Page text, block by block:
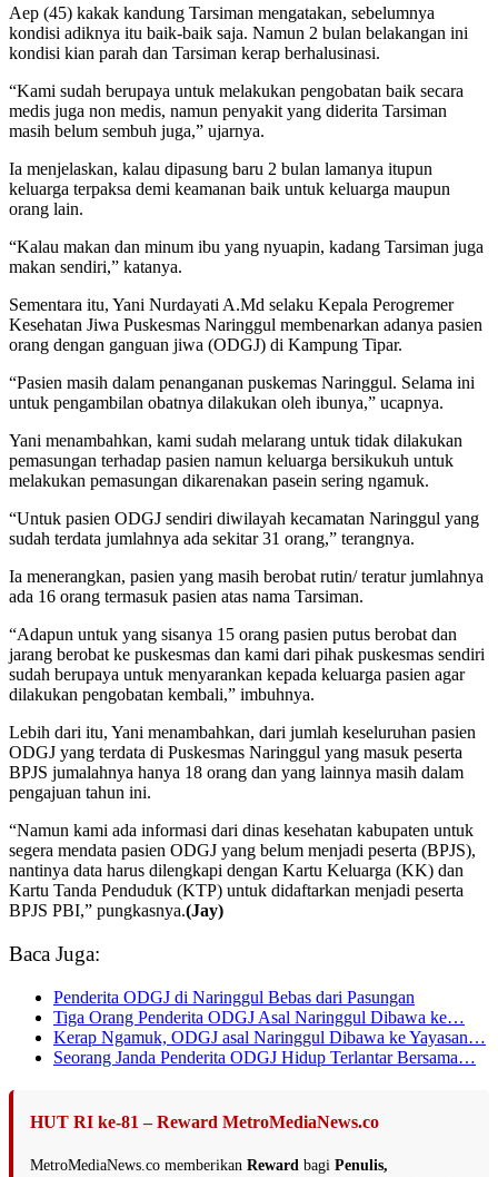
Aep (45) kakak kandung Tarsiman mengatakan, sebelumnya
kondisi adiknya itu baik-baik saja. Namun 2 bulan belakangan ini
kondisi kian parah dan Tarsiman kerap berhalusinasi.
“Kami sudah berupaya untuk melakukan pengobatan baik secara
medis juga non medis, namun penyakit yang diderita Tarsiman
masih belum sembuh juga,” ujarnya.
Ia menjelaskan, kalau dipasung baru 2 bulan lamanya itupun
keluarga terpaksa demi keamanan baik untuk keluarga maupun
orang lain.
“Kalau makan dan minum ibu yang nyuapin, kadang Tarsiman juga
makan sendiri,” katanya.
Sementara itu, Yani Nurdayati A.Md selaku Kepala Perogremer
Kesehatan Jiwa Puskesmas Naringgul membenarkan adanya pasien
orang dengan ganguan jiwa (ODGJ) di Kampung Tipar.
“Pasien masih dalam penanganan puskemas Naringgul. Selama ini
untuk pengambilan obatnya dilakukan oleh ibunya,” ucapnya.
Yani menambahkan, kami sudah melarang untuk tidak dilakukan
pemasungan terhadap pasien namun keluarga bersikukuh untuk
melakukan pemasungan dikarenakan pasein sering ngamuk.
“Untuk pasien ODGJ sendiri diwilayah kecamatan Naringgul yang
sudah terdata jumlahnya ada sekitar 31 orang,” terangnya.
Ia menerangkan, pasien yang masih berobat rutin/ teratur jumlahnya
ada 16 orang termasuk pasien atas nama Tarsiman.
“Adapun untuk yang sisanya 15 orang pasien putus berobat dan
jarang berobat ke puskesmas dan kami dari pihak puskesmas sendiri
sudah berupaya untuk menyarankan kepada keluarga pasien agar
dilakukan pengobatan kembali,” imbuhnya.
Lebih dari itu, Yani menambahkan, dari jumlah keseluruhan pasien
ODGJ yang terdata di Puskesmas Naringgul yang masuk peserta
BPJS jumalahnya hanya 18 orang dan yang lainnya masih dalam
pengajuan tahun ini.
“Namun kami ada informasi dari dinas kesehatan kabupaten untuk
segera mendata pasien ODGJ yang belum menjadi peserta (BPJS),
nantinya data harus dilengkapi dengan Kartu Keluarga (KK) dan
Kartu Tanda Penduduk (KTP) untuk didaftarkan menjadi peserta
BPJS PBI,” pungkasnya.(Jay)
Baca Juga:
Penderita ODGJ di Naringgul Bebas dari Pasungan
Tiga Orang Penderita ODGJ Asal Naringgul Dibawa ke…
Kerap Ngamuk, ODGJ asal Naringgul Dibawa ke Yayasan…
Seorang Janda Penderita ODGJ Hidup Terlantar Bersama…
HUT RI ke-81 – Reward MetroMediaNews.co
MetroMediaNews.co memberikan Reward bagi Penulis,